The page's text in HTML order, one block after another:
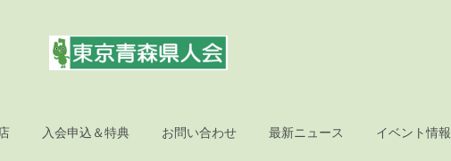
入会申込＆特典 お問い合わせ 最新ニュース イベント情報